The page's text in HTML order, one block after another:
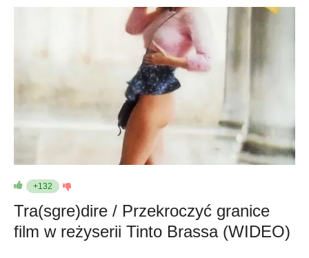
+132
Tra(sgre)dire / Przekroczyć granice
film w reżyserii Tinto Brassa (WIDEO)